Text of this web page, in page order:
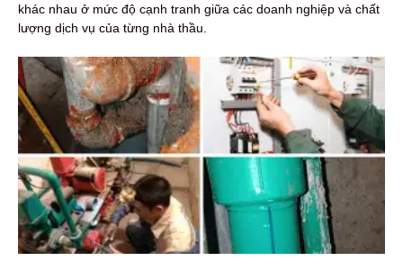
khác nhau ở mức độ cạnh tranh giữa các doanh nghiệp và chất
lượng dịch vụ của từng nhà thầu.